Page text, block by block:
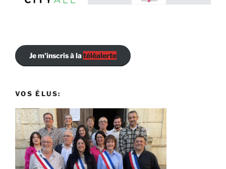
Je m'inscris à latéléalerte
VOS ÉLUS: